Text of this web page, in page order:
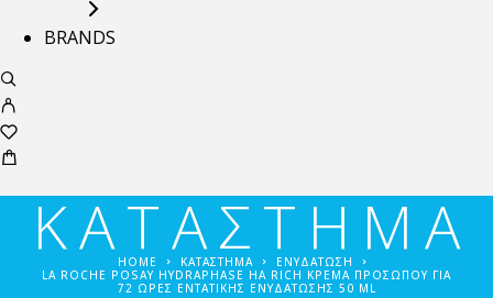
BRANDS
ΚΑΤΑΣΤΗΜΑ
HOME ΚΑΤΑΣΤΗΜΑ
ΕΝΥΔΆΤΩΣΗ
LA ROCHE POSAY HYDRAPHASE HA RICH ΚΡΈΜΑ ΠΡΟΣΏΠΟΥ ΓΙΑ
72 ΏΡΕΣ ΕΝΤΑΤΙΚΉΣ ΕΝΥΔΆΤΩΣΗΣ 50 ML